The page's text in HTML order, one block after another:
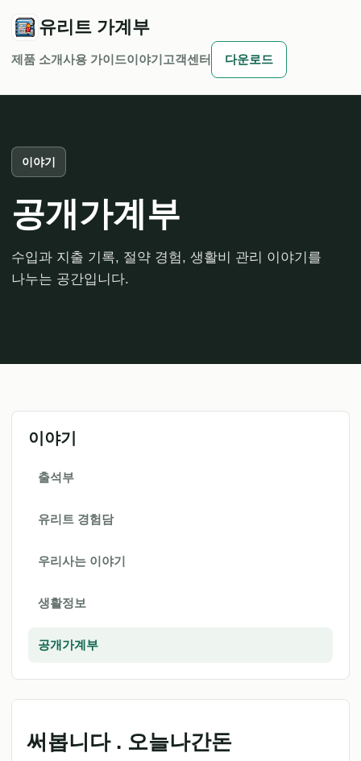
유리트 가계부
제품 소개사용 가이드이야기 고객센터 다운로드
이야기
공개가계부
수입과 지출 기록, 절약 경험, 생활비 관리 이야기를
나누는 공간입니다.
이야기
출석부
유리트 경험담
우리사는 이야기
생활정보
공개가계부
써봅니다 . 오늘나간돈